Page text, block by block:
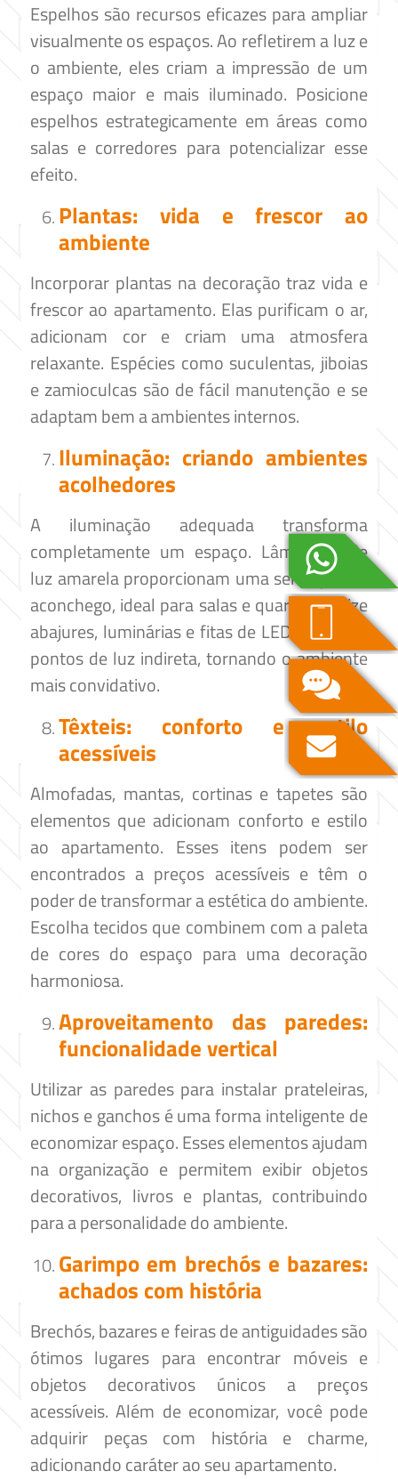
Espelhos são recursos eficazes para ampliar
visualmente os espaços. Ao refletirem a luz e
o ambiente, eles criam a impressão de um
espaço maior e mais iluminado. Posicione
espelhos estrategicamente em áreas como
salas e corredores para potencializar esse
efeito.​
Plantas: vida e frescor ao
ambiente
Incorporar plantas na decoração traz vida e
frescor ao apartamento. Elas purificam o ar,
adicionam cor e criam uma atmosfera
relaxante. Espécies como suculentas, jiboias
e zamioculcas são de fácil manutenção e se
adaptam bem a ambientes internos.​
Iluminação: criando ambientes
acolhedores
A iluminação adequada transforma
completamente um espaço. Lâmpadas de
luz amarela proporcionam uma sensação de
aconchego, ideal para salas e quartos. Utilize
abajures, luminárias e fitas de LED para criar
pontos de luz indireta, tornando o ambiente
mais convidativo.​
Têxteis: conforto e estilo
acessíveis
Almofadas, mantas, cortinas e tapetes são
elementos que adicionam conforto e estilo
ao apartamento. Esses itens podem ser
encontrados a preços acessíveis e têm o
poder de transformar a estética do ambiente.
Escolha tecidos que combinem com a paleta
de cores do espaço para uma decoração
harmoniosa.​
Aproveitamento das paredes:
funcionalidade vertical
Utilizar as paredes para instalar prateleiras,
nichos e ganchos é uma forma inteligente de
economizar espaço. Esses elementos ajudam
na organização e permitem exibir objetos
decorativos, livros e plantas, contribuindo
para a personalidade do ambiente.​
Garimpo em brechós e bazares:
achados com história
Brechós, bazares e feiras de antiguidades são
ótimos lugares para encontrar móveis e
objetos decorativos únicos a preços
acessíveis. Além de economizar, você pode
adquirir peças com história e charme,
adicionando caráter ao seu apartamento.​